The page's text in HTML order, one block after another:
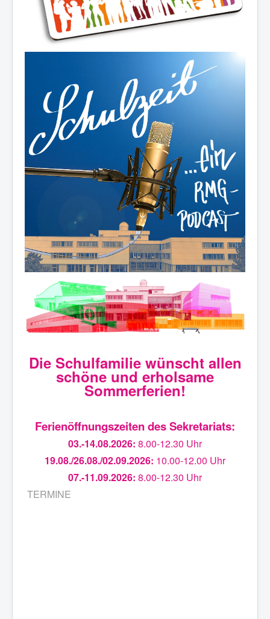
Die Schulfamilie wünscht allen
schöne und erholsame
Sommerferien!
Ferienöffnungszeiten des Sekretariats:
03.-14.08.2026: 8.00-12.30 Uhr
19.08./26.08./02.09.2026: 10.00-12.00 Uhr
07.-11.09.2026: 8.00-12.30 Uhr
TERMINE